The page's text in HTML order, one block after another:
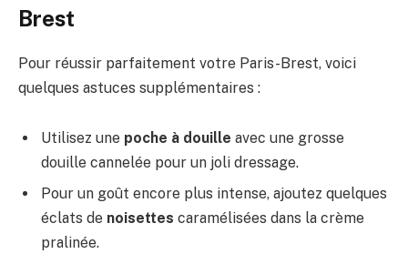
Brest
Pour réussir parfaitement votre Paris-Brest, voici
quelques astuces supplémentaires :
Utilisez une poche à douille avec une grosse
douille cannelée pour un joli dressage.
Pour un goût encore plus intense, ajoutez quelques
éclats de noisettes caramélisées dans la crème
pralinée.